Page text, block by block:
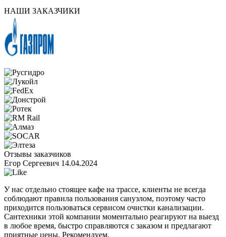
НАШИ ЗАКАЗЧИКИ
Отзывы заказчиков
Егор Сергеевич 14.04.2024
У нас отдельно стоящее кафе на трассе, клиенты не всегда
соблюдают правила пользования санузлом, поэтому часто
приходится пользоваться сервисом очистки канализации.
Сантехники этой компании моментально реагируют на выезд
в любое время, быстро справляются с заказом и предлагают
приятные цены. Рекомендуем.